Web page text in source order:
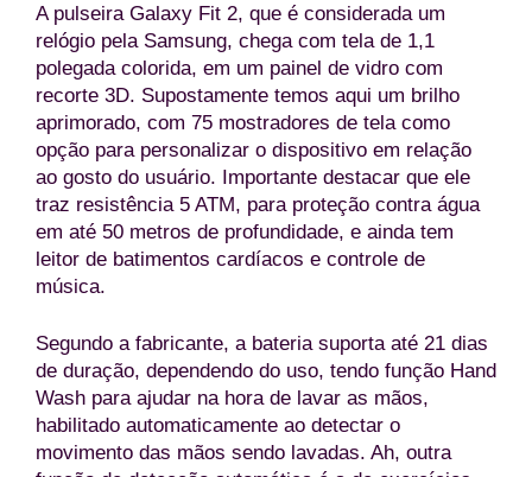
A pulseira Galaxy Fit 2, que é considerada um
relógio pela Samsung, chega com tela de 1,1
polegada colorida, em um painel de vidro com
recorte 3D. Supostamente temos aqui um brilho
aprimorado, com 75 mostradores de tela como
opção para personalizar o dispositivo em relação
ao gosto do usuário. Importante destacar que ele
traz resistência 5 ATM, para proteção contra água
em até 50 metros de profundidade, e ainda tem
leitor de batimentos cardíacos e controle de
música.
Segundo a fabricante, a bateria suporta até 21 dias
de duração, dependendo do uso, tendo função Hand
Wash para ajudar na hora de lavar as mãos,
habilitado automaticamente ao detectar o
movimento das mãos sendo lavadas. Ah, outra